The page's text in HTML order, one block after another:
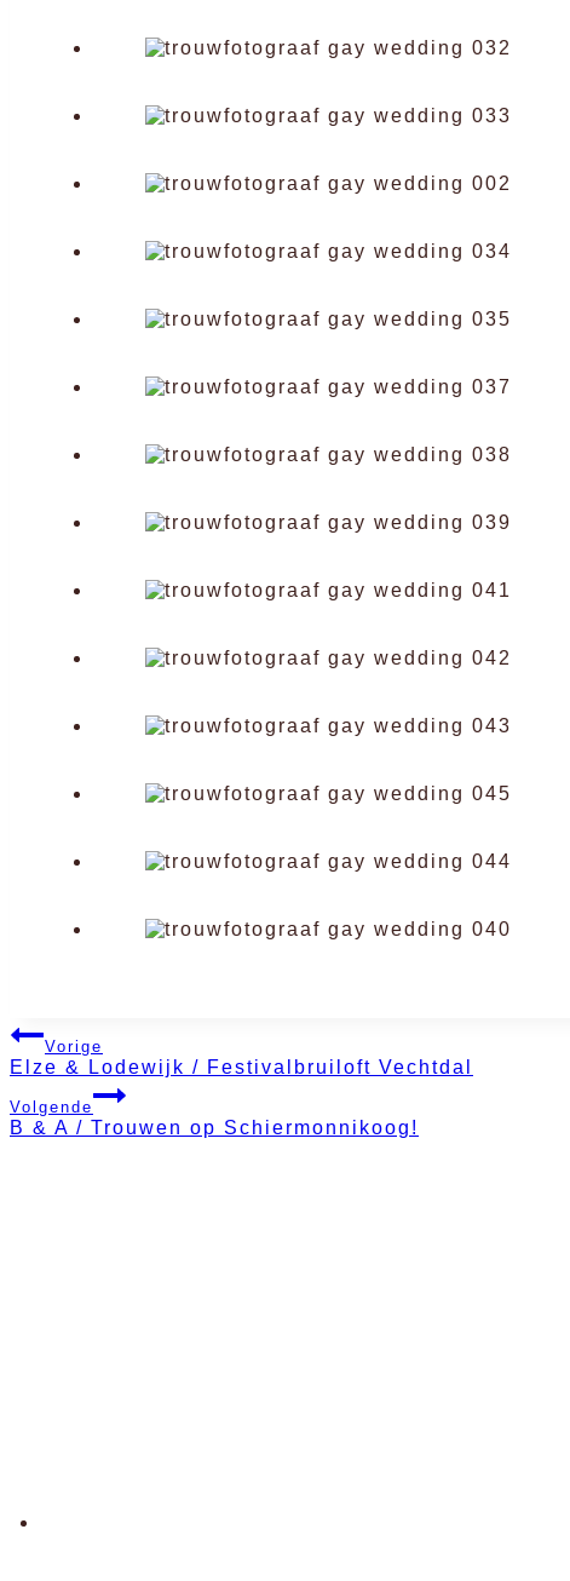
BERICHT
NAVIGATIE
Vorige
Elze & Lodewijk / Festivalbruiloft Vechtdal
Volgende
B & A / Trouwen op Schiermonnikoog!